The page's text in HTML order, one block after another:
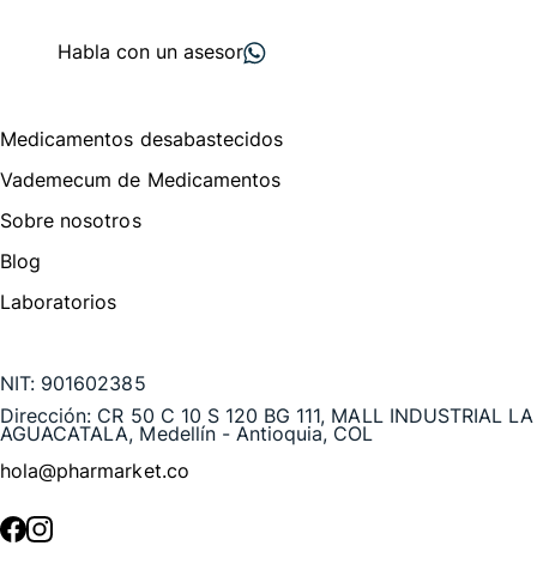
Habla con un asesor
Medicamentos desabastecidos
Vademecum de Medicamentos
Sobre nosotros
Blog
Laboratorios
NIT: 901602385
Dirección: CR 50 C 10 S 120 BG 111, MALL INDUSTRIAL LA
AGUACATALA, Medellín - Antioquia, COL
hola@pharmarket.co